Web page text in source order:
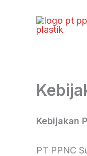
Kebijakan
PT PPNC